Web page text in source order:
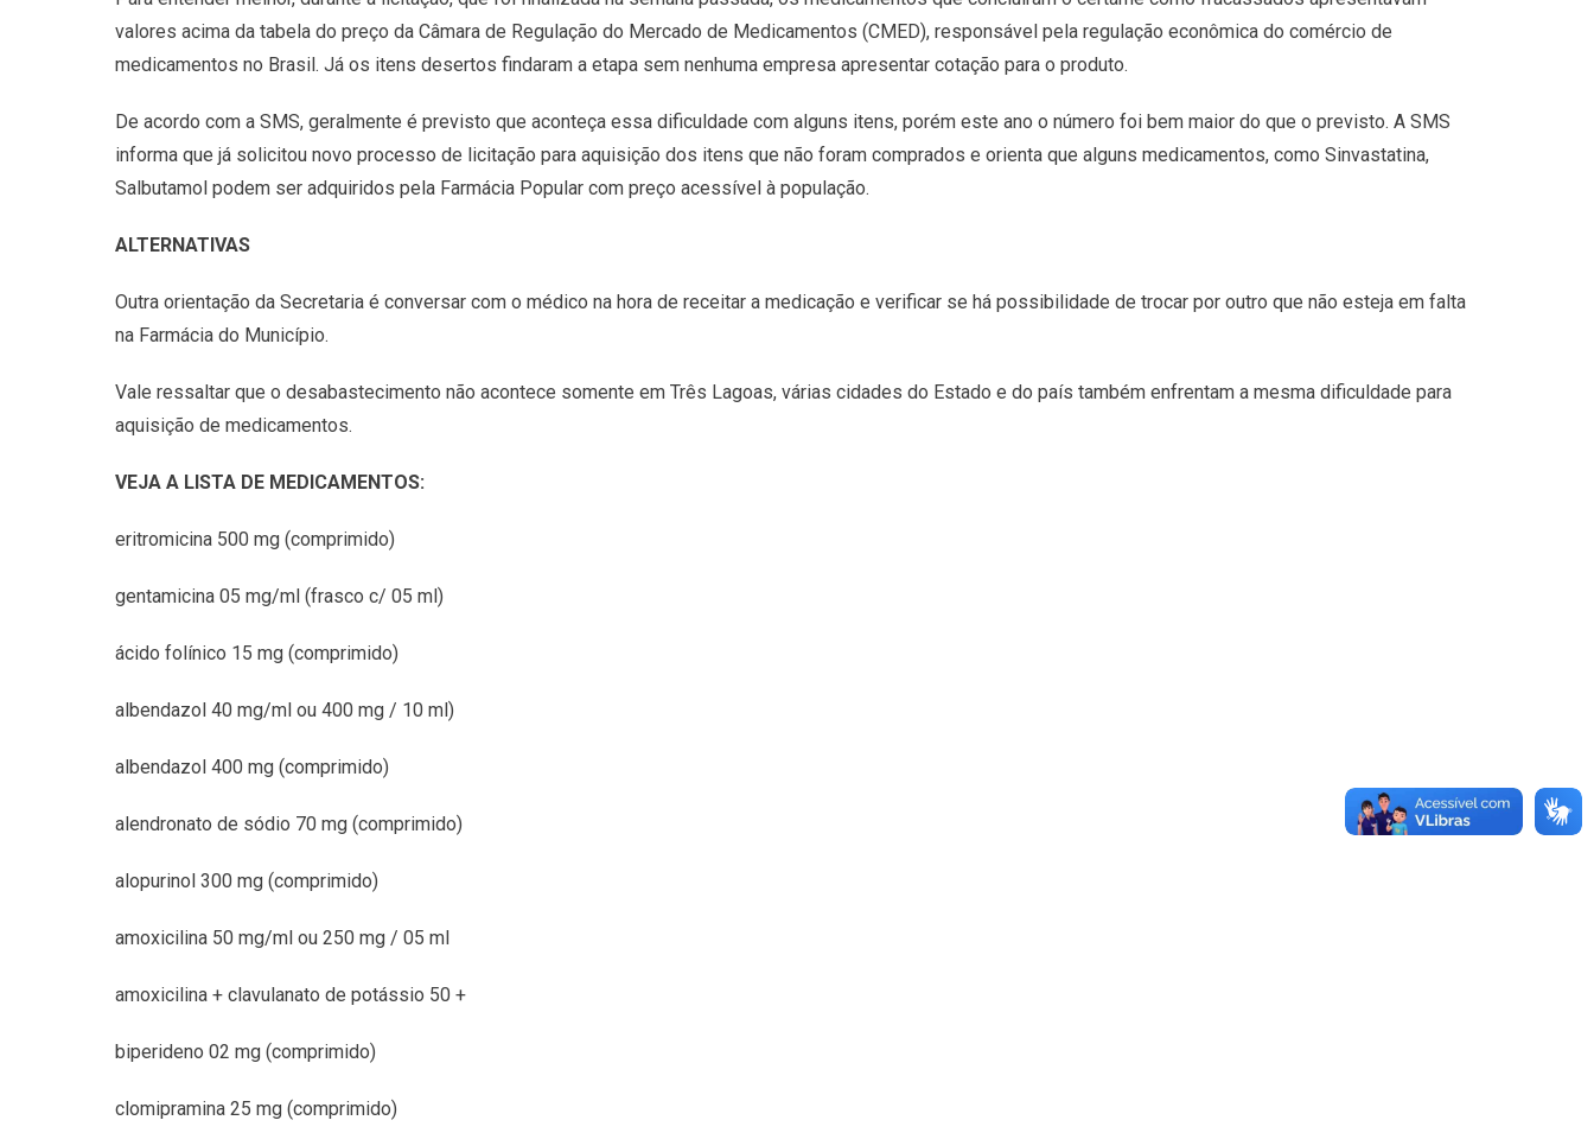
valores acima da tabela do preço da Câmara de Regulação do Mercado de Medicamentos (CMED), responsável pela regulação econômica do comércio de
medicamentos no Brasil. Já os itens desertos findaram a etapa sem nenhuma empresa apresentar cotação para o produto.
De acordo com a SMS, geralmente é previsto que aconteça essa dificuldade com alguns itens, porém este ano o número foi bem maior do que o previsto. A SMS
informa que já solicitou novo processo de licitação para aquisição dos itens que não foram comprados e orienta que alguns medicamentos, como Sinvastatina,
Salbutamol podem ser adquiridos pela Farmácia Popular com preço acessível à população.
ALTERNATIVAS
Outra orientação da Secretaria é conversar com o médico na hora de receitar a medicação e verificar se há possibilidade de trocar por outro que não esteja em falta
na Farmácia do Município.
Vale ressaltar que o desabastecimento não acontece somente em Três Lagoas, várias cidades do Estado e do país também enfrentam a mesma dificuldade para
aquisição de medicamentos.
VEJA A LISTA DE MEDICAMENTOS:
eritromicina 500 mg (comprimido)
gentamicina 05 mg/ml (frasco c/ 05 ml)
ácido folínico 15 mg (comprimido)
albendazol 40 mg/ml ou 400 mg / 10 ml)
albendazol 400 mg (comprimido)
alendronato de sódio 70 mg (comprimido)
alopurinol 300 mg (comprimido)
amoxicilina 50 mg/ml ou 250 mg / 05 ml
amoxicilina + clavulanato de potássio 50 +
biperideno 02 mg (comprimido)
clomipramina 25 mg (comprimido)